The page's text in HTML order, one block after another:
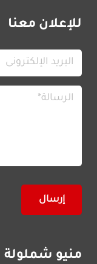
للإعلان معنا
منيو شملولة